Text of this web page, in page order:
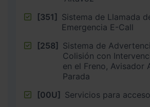
[351] Sistema de Llamada
Emergencia E-Call
[258] Sistema de
Colisión con
en el Freno, Avisador
Parada
[00U] Servicios para